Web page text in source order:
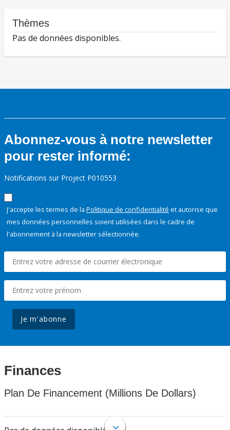
Thèmes
Pas de données disponibles.
Abonnez-vous à notre newsletter
pour rester informé:
Notifications sur Project P010553
J'accepte les termes de la Politique de confidentialité et autorise que
mes données personnelles soient utilisées dans le cadre de
l'abonnement à la newsletter sélectionnée.
Je m'abonne
Finances
Plan De Financement (Millions De Dollars)